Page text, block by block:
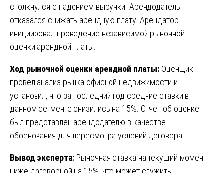
столкнулся с падением выручки. Арендодатель
отказался снижать арендную плату. Арендатор
инициировал проведение независимой рыночной
оценки арендной платы.
Ход рыночной оценки арендной платы: Оценщик
провёл анализ рынка офисной недвижимости и
установил, что за последний год средние ставки в
данном сегменте снизились на 15%. Отчёт об оценке
был представлен арендодателю в качестве
обоснования для пересмотра условий договора.
Вывод эксперта: Рыночная ставка на текущий момент
ниже договорной на 15%, что может служить